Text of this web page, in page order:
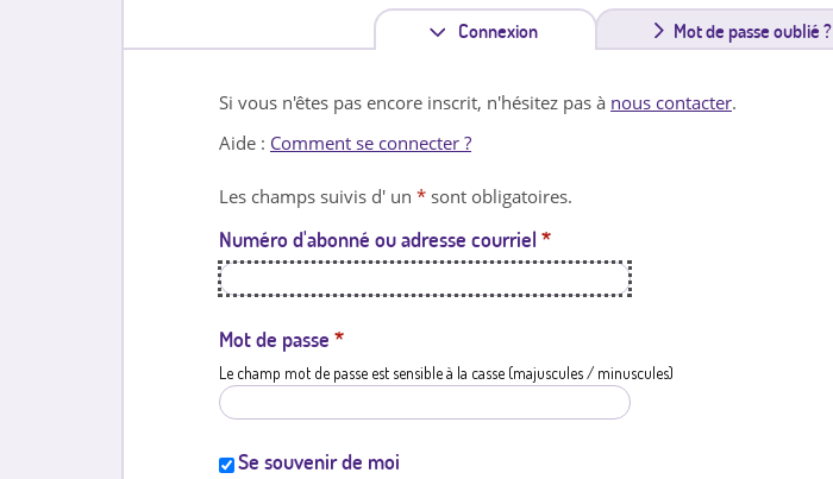
Connexion
n
l
e
Mot de passe oublié ?
Si vous n'êtes pas encore inscrit, n'hésitez pas à nous contacter.
Aide : Comment se connecter ?
Les champs suivis d' un * sont obligatoires.
Numéro d'abonné ou adresse courriel *
Mot de passe *
Le champ mot de passe est sensible à la casse (majuscules / minuscules)
Se souvenir de moi